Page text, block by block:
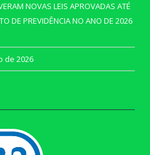
NOVAS LEIS APROVADAS ATÉ
DE PREVIDÊNCIA NO ANO DE 2026
de 2026